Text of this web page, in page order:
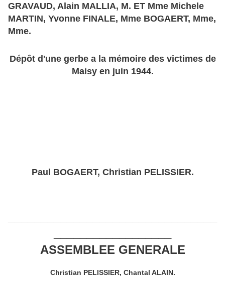
GRAVAUD, Alain MALLIA, M. ET Mme Michele
MARTIN, Yvonne FINALE, Mme BOGAERT, Mme,
Mme.
Dépôt d'une gerbe a la mémoire des victimes de
Maisy en juin 1944.
Paul BOGAERT, Christian PELISSIER.
ASSEMBLEE GENERALE
Christian PELISSIER, Chantal ALAIN.